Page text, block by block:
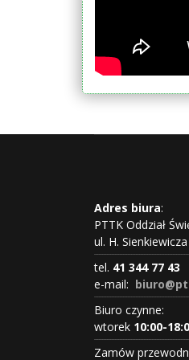
Adres biura:
PTTK Oddział
ul. H.
tel. 41 344 77 43
e-mail:
Biuro czynne:
wtorek 10:00-
Zamów